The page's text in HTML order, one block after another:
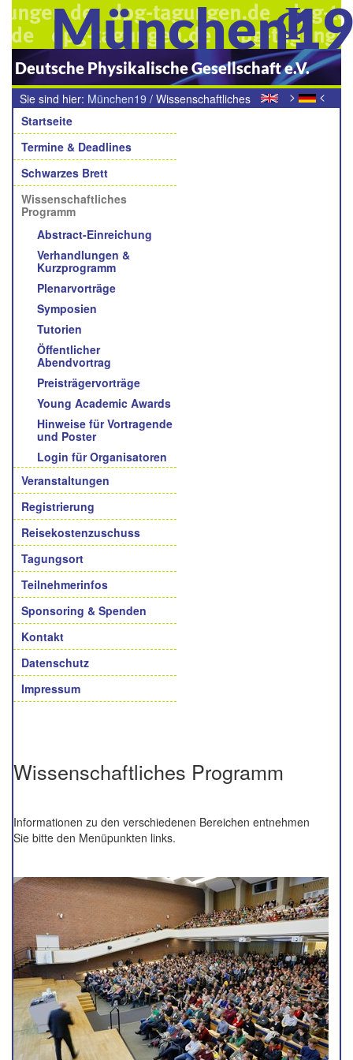
München19
Deutsche Physikalische Gesellschaft e.V.
> <
Sie sind hier: München19 / Wissenschaftliches
Programm
Navigation
Startseite
Termine & Deadlines
Schwarzes Brett
Wissenschaftliches
Programm
Abstract-Einreichung
Verhandlungen &
Kurzprogramm
Plenarvorträge
Symposien
Tutorien
Öffentlicher
Abendvortrag
Preisträgervorträge
Young Academic Awards
Hinweise für Vortragende
und Poster
Login für Organisatoren
Veranstaltungen
Registrierung
Reisekostenzuschuss
Tagungsort
Teilnehmerinfos
Sponsoring & Spenden
Kontakt
Datenschutz
Impressum
Wissenschaftliches Programm
Informationen zu den verschiedenen Bereichen entnehmen
Sie bitte den Menüpunkten links.